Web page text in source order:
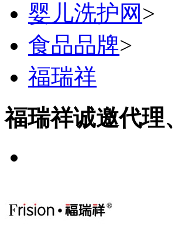
婴儿洗护网 >
食品品牌>
福瑞祥
福瑞祥诚邀代理